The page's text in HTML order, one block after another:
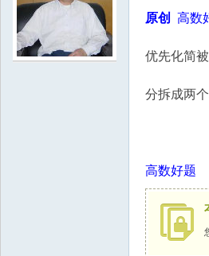
原创 高数
优先化简
分拆成两
高数好题